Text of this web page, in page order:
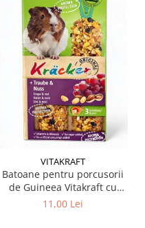
VITAKRAFT
Batoane pentru porcusorii
de Guineea Vitakraft cu
struguri & nuci 2 buc
11,00 Lei